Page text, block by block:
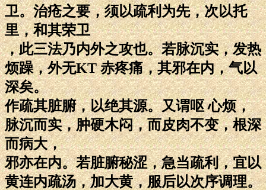
卫。治疮之要，须以疏利为先，次以托
里，和其荣卫
，此三法乃内外之攻也。若脉沉实，发热
烦躁，外无KT 赤疼痛，其邪在内，气以
深矣。
作疏其脏腑，以绝其源。又谓呕 心烦，
脉沉而实，肿硬木闷，而皮肉不变，根深
而病大，
邪亦在内。若脏腑秘涩，急当疏利，宜以
黄连内疏汤，加大黄，服后以次序调理。